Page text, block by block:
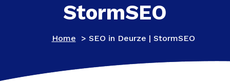
StormSEO
Home > SEO in Deurze | StormSEO